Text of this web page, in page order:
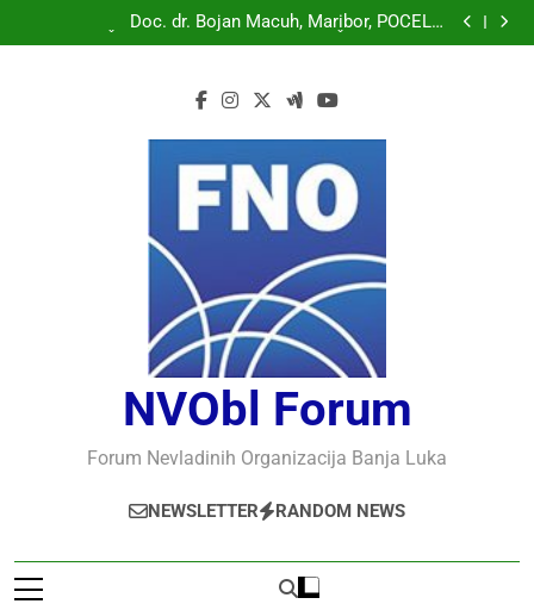
SLOVENAČKOM PARLAMENTU
Doc. dr. Bojan Macuh, Maribor, POČELO
OBILJEŽAVANJE 30 GODINA USPJEŠNOG RADA I
Prof.dr Vaso Bojanić, MOGU LI KOMPJUTERI POSTATI
Doc. dr. Bojan Macuh, Maribor, POLITIČKA KRIZA U
SLOVENAČKOM PARLAMENTU
Doc. dr. Bojan Macuh, Maribor, POČELO
RAZVOJA DEFENDOLOGIJE – POGLED IZ SLOVENIJE
AUTORITARNO LUDILO
NVObl Forum
Forum Nevladinih Organizacija Banja Luka
NEWSLETTER RANDOM NEWS